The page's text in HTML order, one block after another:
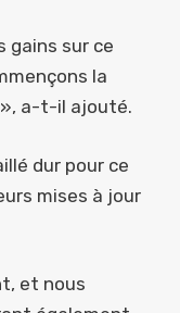
gains sur ce
la
», a-t-il ajouté.
dur pour ce
mises à jour
et nous